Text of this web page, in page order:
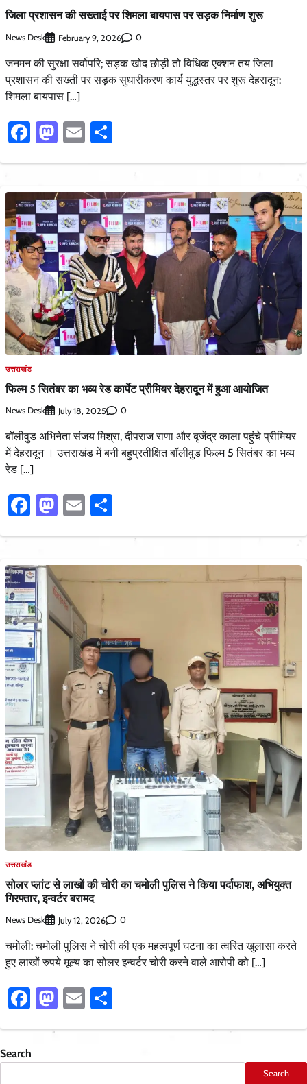
जिला प्रशासन की सख्ताई पर शिमला बायपास पर सड़क निर्माण शुरू
News Desk February 9, 2026 0
जनमन की सुरक्षा सर्वोपरि; सड़क खोद छोड़ी तो विधिक एक्शन तय जिला
प्रशासन की सख्ती पर सड़क सुधारीकरण कार्य युद्धस्तर पर शुरू देहरादून:
शिमला बायपास […]
Facebook
Mastodon
Email
उत्तराखंड
फिल्म 5 सितंबर का भव्य रेड कार्पेट प्रीमियर देहरादून में हुआ आयोजित
News Desk July 18, 2025 0
बॉलीवुड अभिनेता संजय मिश्रा, दीपराज राणा और बृजेंद्र काला पहुंचे प्रीमियर
में देहरादून । उत्तराखंड में बनी बहुप्रतीक्षित बॉलीवुड फिल्म 5 सितंबर का भव्य
रेड […]
Facebook
Mastodon
Email
उत्तराखंड
सोलर प्लांट से लाखों की चोरी का चमोली पुलिस ने किया पर्दाफाश, अभियुक्त
गिरफ्तार, इन्वर्टर बरामद
News Desk July 12, 2026 0
चमोली: चमोली पुलिस ने चोरी की एक महत्वपूर्ण घटना का त्वरित खुलासा करते
हुए लाखों रुपये मूल्य का सोलर इन्वर्टर चोरी करने वाले आरोपी को […]
Facebook
Mastodon
Email
Search
Search